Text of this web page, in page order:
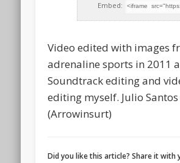
Embed:
Video edited with images
adrenaline sports in 2011
Soundtrack editing and
editing myself. Julio Santos
(Arrowinsurt)
Did you like this article? Share it with